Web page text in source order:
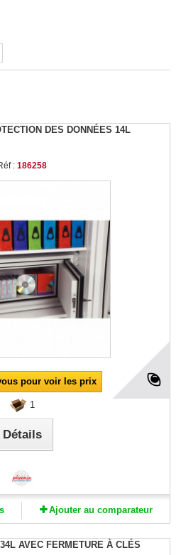
DES DONNÉES 14L
: 186258
pour voir les prix
1
Détails
Ajouter au comparateur
AVEC FERMETURE À CLÉS